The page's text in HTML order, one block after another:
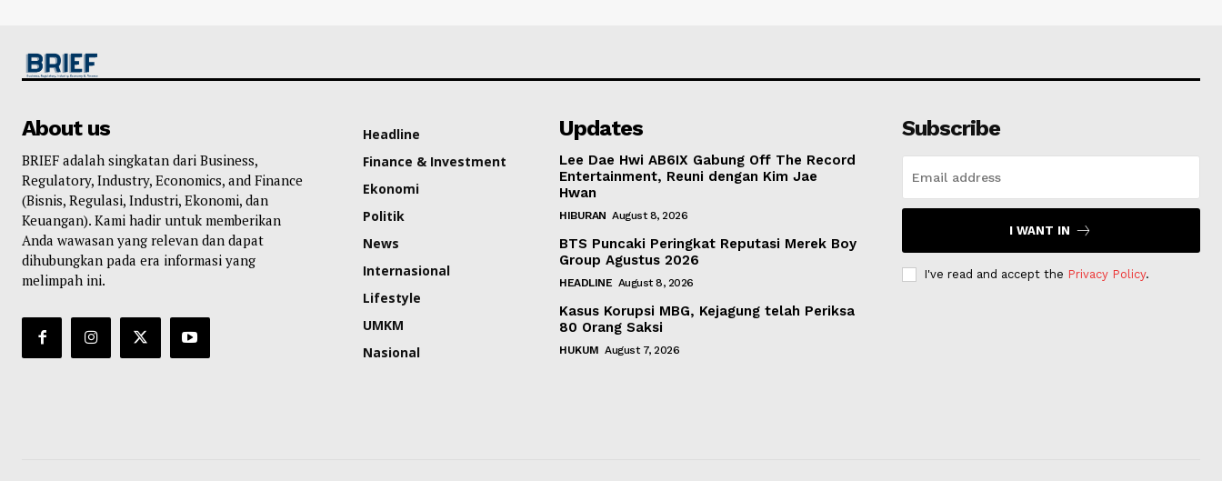
About us
BRIEF adalah singkatan dari Business,
Regulatory, Industry, Economics, and Finance
(Bisnis, Regulasi, Industri, Ekonomi, dan
Keuangan). Kami hadir untuk memberikan
Anda wawasan yang relevan dan dapat
dihubungkan pada era informasi yang
melimpah ini.
Headline
Finance & Investment
Ekonomi
Politik
News
Internasional
Lifestyle
UMKM
Nasional
Updates
Lee Dae Hwi AB6IX Gabung Off The Record
Entertainment, Reuni dengan Kim Jae
Hwan
HIBURAN August 8, 2026
BTS Puncaki Peringkat Reputasi Merek Boy
Group Agustus 2026
HEADLINE August 8, 2026
Kasus Korupsi MBG, Kejagung telah Periksa
80 Orang Saksi
HUKUM August 7, 2026
Subscribe
I WANT IN
I've read and accept the Privacy Policy.